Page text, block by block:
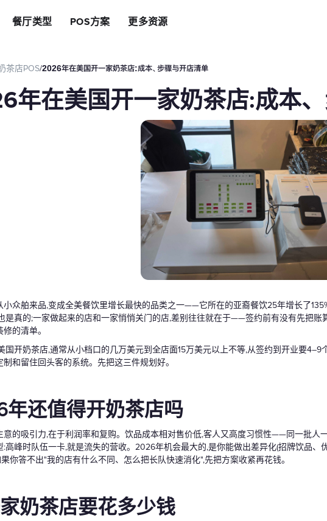
POS系统
等位系统
Chowbus Go商家App
自助点餐机
手持POS
平板点餐
扫码点餐
取餐叫号屏
厨房显示系统
会员系统
短信营销
促销引擎
AI 社媒营销
AI 创意素材
AI 评价洞察
三方整合方案
外卖平台整合
解锁更多资金
资金周转
餐厅类型 POS方案 更多资源
茶店POS/2026年在美国开一家奶茶店:成本、步骤与开店清单
年在美国开一家奶茶店:成本
小众舶来品,变成全美餐饮里增长最快的品类之一——它所在的亚裔餐饮25年增长了
是真的;一家做起来的店和一家悄悄关门的店,差别往往就在于——签约前有没有先把
的清单。
国开奶茶店,通常从小档口的几万美元到全店面15万美元以上不等,从签约到开业要
制和留住回头客的系统。先把这三件规划好。
年还值得开奶茶店吗
意的吸引力,在于利润率和复购。饮品成本相对售价低,客人又高度习惯性——同一批人
:高峰时队伍一卡,就是流失的营收。2026年机会最大的,是你能做出差异化(招牌饮品
你答不出"我的店有什么不同、怎么把长队快速消化",先把方案收紧再花钱。
奶茶店要花多少钱